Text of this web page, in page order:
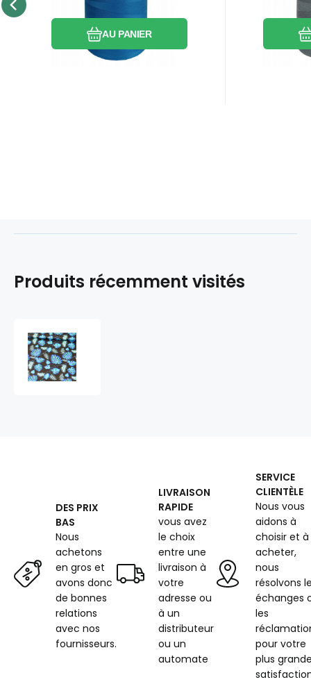
AU PANIER
Comparer
Produits récemment visités
palmes
fond
noir
DES PRIX
BAS
Nous
achetons
en gros et
avons donc
de bonnes
relations
avec nos
fournisseurs.
LIVRAISON
RAPIDE
vous avez
le choix
entre une
livraison à
votre
adresse ou
à un
distributeur
ou un
automate
SERVICE
CLIENTÈLE
Nous vous
aidons à
choisir et à
acheter,
nous
résolvons
échanges
les
pour votre
plus